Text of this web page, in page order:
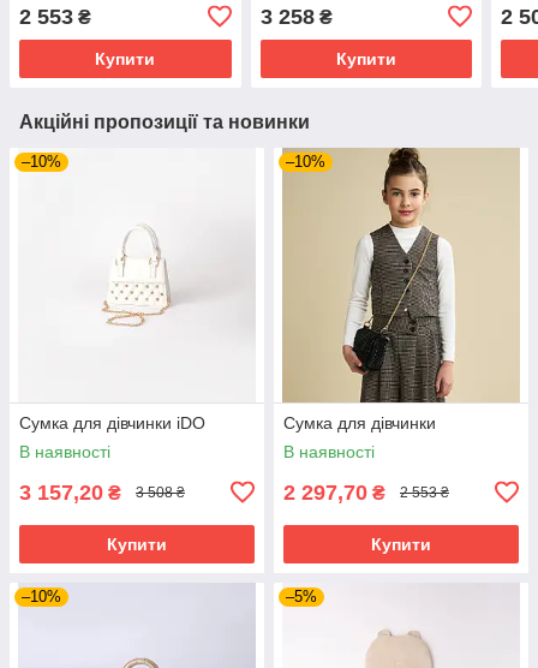
2 553 ₴
Купити
3 258₴
Купити
2
Акційні пропозиції та новинки
–10%
Сумка для дівчинки iDO
В наявності
3 157,20 ₴ 3 508 ₴
Купити
–10%
Сумка для дівчинки
В наявності
2 297,70 ₴ 2 553 ₴
Купити
–10% –5%